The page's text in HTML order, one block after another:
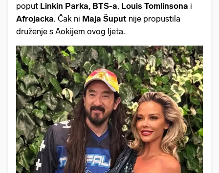
poput Linkin Parka, BTS-a, Louis Tomlinsona i
Afrojacka. Čak ni Maja Šuput nije propustila
druženje s Aokijem ovog ljeta.